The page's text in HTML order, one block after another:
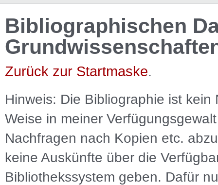
Bibliographischen
Zurück zur Startmaske.
Hinweis: Die Bibliographie ist kein
Weise in meiner
Nachfragen nach Kopien etc.
keine Auskünfte über die
Bibliothekssystem geben. Dafür